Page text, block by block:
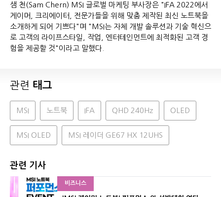
샘 천(Sam Chern) MSI 글로벌 마케팅 부사장은 "IFA 2022에서
게이머, 크리에이터, 전문가들을 위해 맞춤 제작된 최신 노트북을
소개하게 되어 기쁘다"며 "MSI는 자체 개발 솔루션과 기술 혁신으
로 고객의 라이프스타일, 작업, 엔터테인먼트에 최적화된 고객 경
험을 제공할 것"이라고 말했다.
관련 태그
MSI 노트북 IFA QHD 240Hz OLED
MSI OLED MSI 레이더 GE67 HX 12UHS
관련 기사
비즈니스